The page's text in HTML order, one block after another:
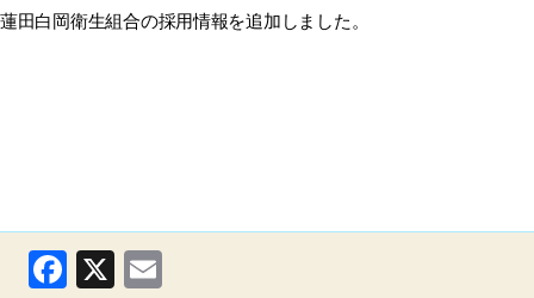
蓮田白岡衛生組合の採用情報を追加しました。
F
X